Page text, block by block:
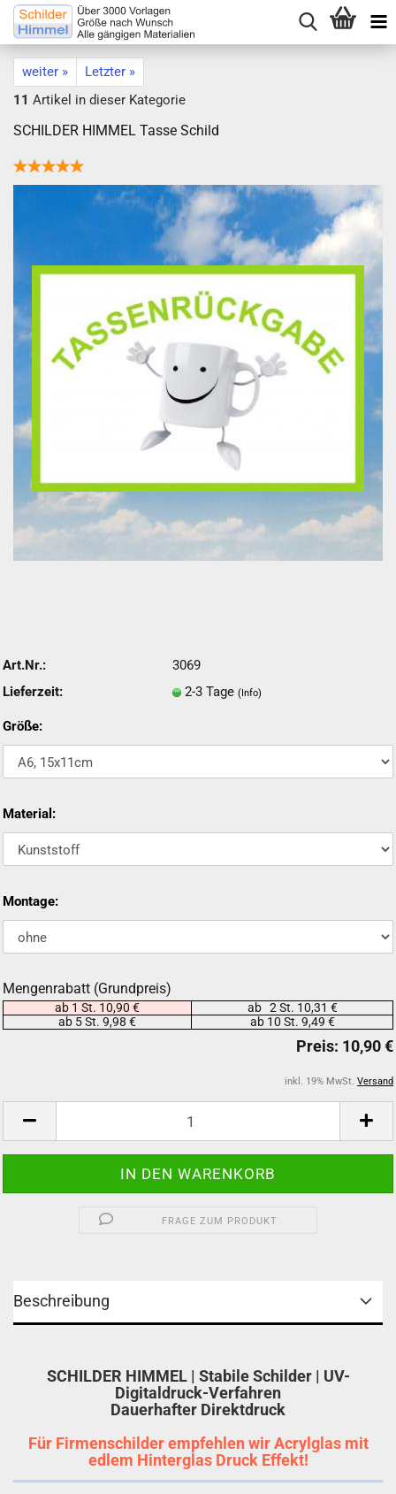
weiter »
Letzter »
11 Artikel in dieser Kategorie
SCHILDER HIMMEL Tasse Schild
Art.Nr.:
3069
Lieferzeit:
2-3 Tage (Info)
Größe:
Material:
Montage:
Mengenrabatt (Grundpreis)
ab 1 St. 10,90 €
ab 2 St. 10,31 €
ab 5 St. 9,98 €
ab 10 St. 9,49 €
inkl. 19% MwSt. Versand
FRAGE ZUM PRODUKT
Beschreibung
SCHILDER HIMMEL | Stabile Schilder | UV-
Digitaldruck-Verfahren
Dauerhafter Direktdruck
Für Firmenschilder empfehlen wir Acrylglas mit
edlem Hinterglas Druck Effekt!